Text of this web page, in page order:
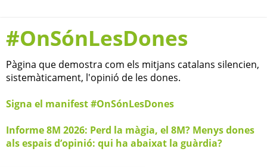
#OnSónLesDones
Pàgina que demostra com els mitjans catalans silencien,
sistemàticament, l'opinió de les dones.
Signa el manifest #OnSónLesDones
Informe 8M 2026: Perd la màgia, el 8M? Menys dones
als espais d’opinió: qui ha abaixat la guàrdia?